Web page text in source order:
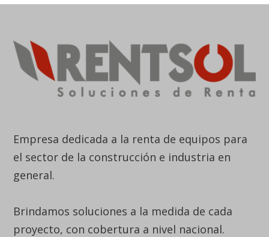
Empresa dedicada a la renta de equipos para
el sector de la construcción e industria en
general.
Brindamos soluciones a la medida de cada
proyecto, con cobertura a nivel nacional.